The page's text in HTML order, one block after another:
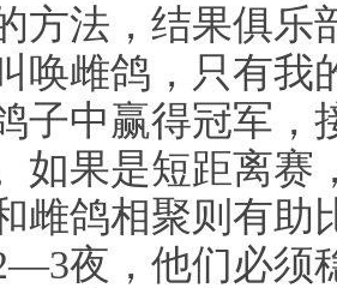
方法，结果俱乐
唤雌鸽，只有我
子中赢得冠军，
如果是短距离赛
雌鸽相聚则有助
夜，他们必须